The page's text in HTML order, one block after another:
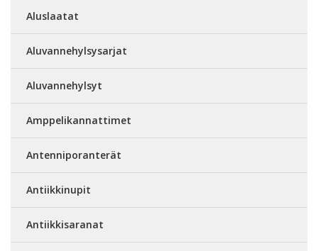
Aluslaatat
Aluvannehylsysarjat
Aluvannehylsyt
Amppelikannattimet
Antenniporanterät
Antiikkinupit
Antiikkisaranat